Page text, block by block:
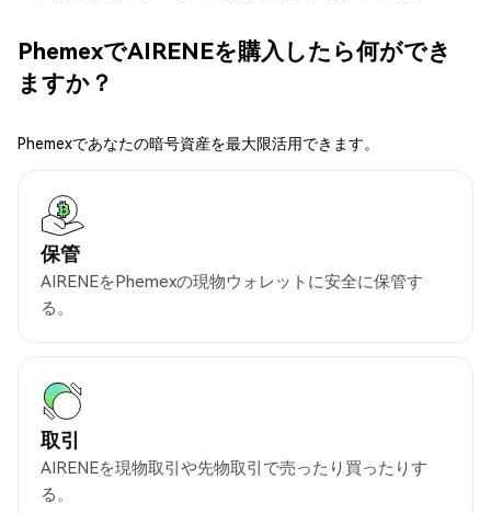
PhemexでAIRENEを購入したら何ができ
ますか？
Phemexであなたの暗号資産を最大限活用できます。
保管
AIRENEをPhemexの現物ウォレットに安全に保管す
る。
取引
AIRENEを現物取引や先物取引で売ったり買ったりす
る。